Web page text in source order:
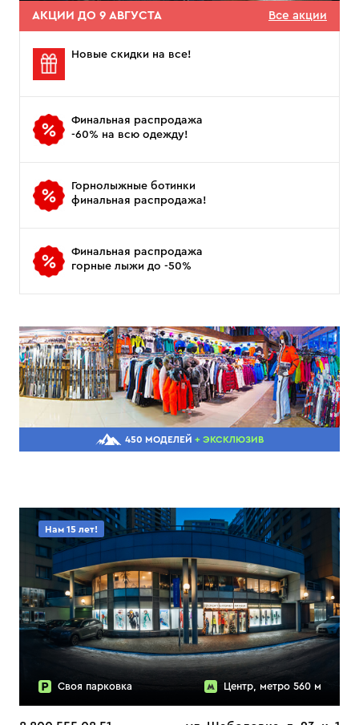
АКЦИИ ДО 9 АВГУСТА Все акции
Новые скидки на все!
Финальная распродажа
-60% на всю одежду!
Горнолыжные ботинки
финальная распродажа!
Финальная распродажа
горные лыжи до -50%
450 МОДЕЛЕЙ + ЭКСКЛЮЗИВ
Нам 15 лет!
Своя парковка Центр, метро 560 м